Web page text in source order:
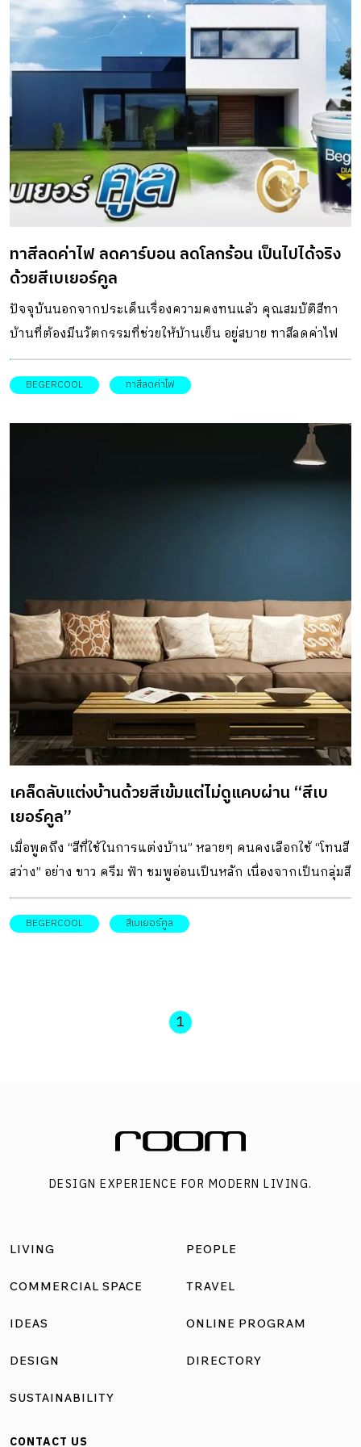
ทาสีลดค่าไฟ ลดคาร์บอน ลดโลกร้อน เป็นไปได้จริง
ด้วยสีเบเยอร์คูล
ปัจจุบันนอกจากประเด็นเรื่องความคงทนแล้ว คุณสมบัติสีทา
บ้านที่ต้องมีนวัตกรรมที่ช่วยให้บ้านเย็น อยู่สบาย ทาสีลดค่าไฟ
อยู่สบาย
BEGERCOOL ทาสีลดค่าไฟ
เคล็ดลับแต่งบ้านด้วยสีเข้มแต่ไม่ดูแคบผ่าน “สีเบ
เยอร์คูล”
เมื่อพูดถึง “สีที่ใช้ในการแต่งบ้าน” หลายๆ คนคงเลือกใช้ “โทนสี
สว่าง” อย่าง ขาว ครีม ฟ้า ชมพูอ่อนเป็นหลัก เนื่องจากเป็นกลุ่มสี
ที่ช่วยทำให้บ้านดูโล่ง กว้าง และสะอาดตามากขึ้น ต่าง
จาก “โทนสีเข้ม” ที่มักเป็นกลุ่มสีที่ถูกมองข้ามอยู่เสมอเนื่องจาก
ความเป็นตัวตนและอัตลักษณ์ของตนเองในการอยู่อาศัย “โทนสี
บ้านด้วยสีเข้มมาฝากเพื่อนๆ ชาว room กันครับ 1. เลือกใช้โทนสี
ทำให้บ้านดูคับแคบลงไปจากเดิม การเลือกใช้โทนสีเข้มเพื่อเน้น
โมเดิร์นแบบเรียบง่ายของห้องและเฟอร์นิเจอร์ออกมาได้อย่าง
เลือกที่จะตกแต่งผนัง เพดาน หรือพื้นห้องด้วยโทนสีเข้มแล้ว
การหยิบเอาเฟอร์นิเจอร์บางส่วนที่มีโทนสีสว่างมาเติมแต่งห้อง
ทาง ไม่ว่าจะเป็น ชุดโซฟา ปลอกหมอน ผ้าปูที่นอน หรือแม้
BEGERCOOL สีเบเยอร์คูล
1
DESIGN EXPERIENCE FOR MODERN LIVING.
LIVING
COMMERCIAL SPACE
IDEAS
DESIGN
SUSTAINABILITY
PEOPLE
TRAVEL
ONLINE PROGRAM
DIRECTORY
CONTACT US